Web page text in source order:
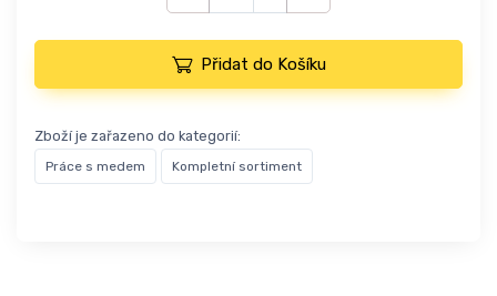
Přidat do Košíku
Zboží je zařazeno do kategorií:
Práce s medem Kompletní sortiment